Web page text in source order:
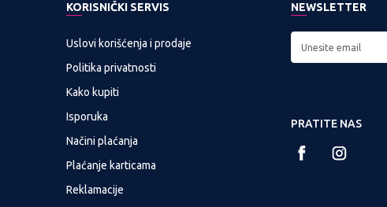
KORISNIČKI SERVIS
Uslovi korišćenja i prodaje
Politika privatnosti
Kako kupiti
Isporuka
Načini plaćanja
Plaćanje karticama
Reklamacije
NEWSLETTER
PRATITE NAS